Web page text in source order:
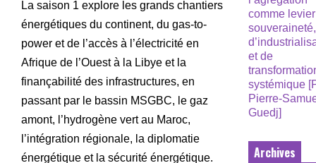
La saison 1 explore les grands chantiers
énergétiques du continent, du gas-to-
power et de l’accès à l’électricité en
Afrique de l’Ouest à la Libye et la
finançabilité des infrastructures, en
passant par le bassin MSGBC, le gaz
amont, l’hydrogène vert au Maroc,
l’intégration régionale, la diplomatie
énergétique et la sécurité énergétique.
comme
souveraineté,
et de
systémique
Pierre-
Guedj]
Archives